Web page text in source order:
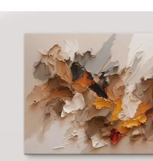
Від290.00грн
✓
Стійкість до вицвітання
Безпечне чорнило без запаху
Поверхня з текстурою полотна
Екологічний матеріал
Преміум
.00грн
✓Яскраві, насичені кольори
✓ Стійкість до вицвітання